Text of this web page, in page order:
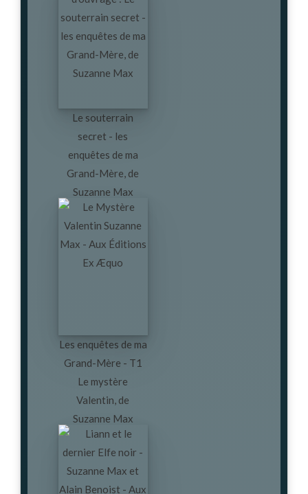
Le souterrain
secret - les
enquêtes de ma
Grand-Mère, de
Suzanne Max
Les enquêtes de ma
Grand-Mère - T1
Le mystère
Valentin, de
Suzanne Max